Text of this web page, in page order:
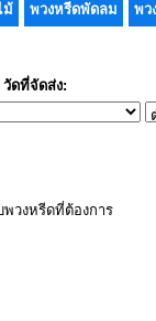
ม้ พวงหรีดพัดลม พว
วัดที่จัดส่ง:
วงหรีดที่ต้องการ